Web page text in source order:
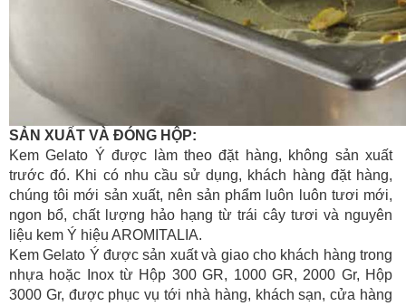
SẢN XUẤT VÀ ĐÓNG HỘP:
Kem Gelato Ý được làm theo đặt hàng, không sản xuất
trước đó. Khi có nhu cầu sử dụng, khách hàng đặt hàng,
chúng tôi mới sản xuất, nên sản phẩm luôn luôn tươi mới,
ngon bổ, chất lượng hảo hạng từ trái cây tươi và nguyên
liệu kem Ý hiệu AROMITALIA.
Kem Gelato Ý được sản xuất và giao cho khách hàng trong
nhựa hoặc Inox từ Hộp 300 GR, 1000 GR, 2000 Gr, Hộp
3000 Gr, được phục vụ tới nhà hàng, khách sạn, cửa hàng